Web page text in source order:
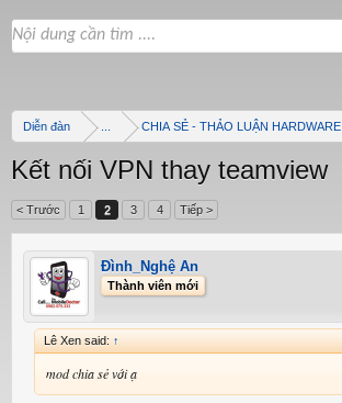
Diễn đàn CHIA SẺ - THẢO LUẬN HARDWARE
Kết nối VPN thay teamview
< Trước 1 2 3 4 Tiếp >
Đình_Nghệ An
Thành viên mới
Lê Xen said: ↑
mod chia sẻ với ạ